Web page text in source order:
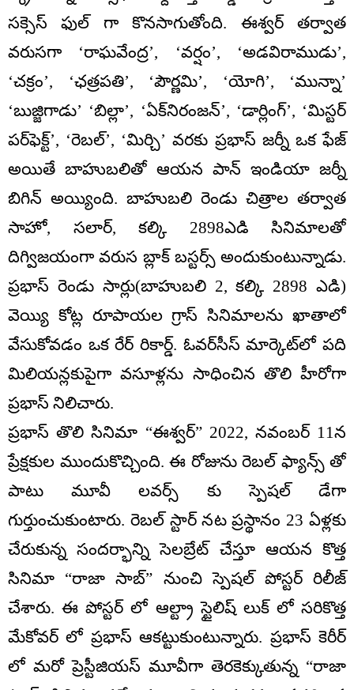
సక్సెస్ ఫుల్ గా కొనసాగుతోంది. ఈశ్వర్ తర్వాత
వరుసగా ‘రాఘవేంద్ర’, ‘వర్షం’, ‘అడవిరాముడు’,
‘చక్రం’, ‘ఛత్రపతి’, ‘పౌర్ణమి’, ‘యోగి’, ‘మున్నా’
‘బుజ్జిగాడు’ ‘బిల్లా’, ‘ఏక్‌నిరంజన్‌’, ‘డార్లింగ్‌’, ‘మిస్టర్‌
పర్‌ఫెక్ట్‌’, ‘రెబల్‌’, ‘మిర్చి’ వరకు ప్రభాస్ జర్నీ ఒక ఫేజ్
అయితే బాహుబలితో ఆయన పాన్ ఇండియా జర్నీ
బిగిన్ అయ్యింది. బాహుబలి రెండు చిత్రాల తర్వాత
సాహో, సలార్, కల్కి 2898ఎడి సినిమాలతో
దిగ్విజయంగా వరుస బ్లాక్ బస్టర్స్ అందుకుంటున్నాడు.
ప్రభాస్ రెండు సార్లు(బాహుబలి 2, కల్కి 2898 ఎడి)
వెయ్యి కోట్ల రూపాయల గ్రాస్ సినిమాలను ఖాతాలో
వేసుకోవడం ఒక రేర్ రికార్డ్. ఓవ‌ర్‌సీస్ మార్కెట్‌లో ప‌ది
మిలియ‌న్ల‌కుపైగా వ‌సూళ్ల‌ను సాధించిన తొలి హీరోగా
ప్ర‌భాస్‌ నిలిచారు.
ప్రభాస్ తొలి సినిమా “ఈశ్వర్” 2022, నవంబర్ 11న
ప్రేక్షకుల ముందుకొచ్చింది. ఈ రోజును రెబల్ ఫ్యాన్స్ తో
పాటు మూవీ లవర్స్ కు స్పెషల్ డేగా
గుర్తుంచుకుంటారు. రెబల్ స్టార్ నట ప్రస్థానం 23 ఏళ్లకు
చేరుకున్న సందర్భాన్ని సెలబ్రేట్ చేస్తూ ఆయన కొత్త
సినిమా “రాజా సాబ్” నుంచి స్పెషల్ పోస్టర్ రిలీజ్
చేశారు. ఈ పోస్టర్ లో ఆల్ట్రా స్టైలిష్ లుక్ లో సరికొత్త
మేకోవర్ లో ప్రభాస్ ఆకట్టుకుంటున్నారు. ప్రభాస్ కెరీర్
లో మరో ప్రెస్టీజియస్ మూవీగా తెరకెక్కుతున్న “రాజా